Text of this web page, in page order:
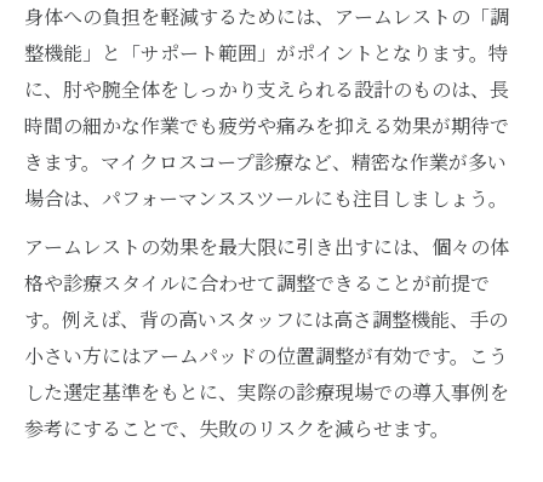
身体への負担を軽減するためには、アームレストの「調
整機能」と「サポート範囲」がポイントとなります。特
に、肘や腕全体をしっかり支えられる設計のものは、長
時間の細かな作業でも疲労や痛みを抑える効果が期待で
きます。マイクロスコープ診療など、精密な作業が多い
場合は、パフォーマンススツールにも注目しましょう。
アームレストの効果を最大限に引き出すには、個々の体
格や診療スタイルに合わせて調整できることが前提で
す。例えば、背の高いスタッフには高さ調整機能、手の
小さい方にはアームパッドの位置調整が有効です。こう
した選定基準をもとに、実際の診療現場での導入事例を
参考にすることで、失敗のリスクを減らせます。